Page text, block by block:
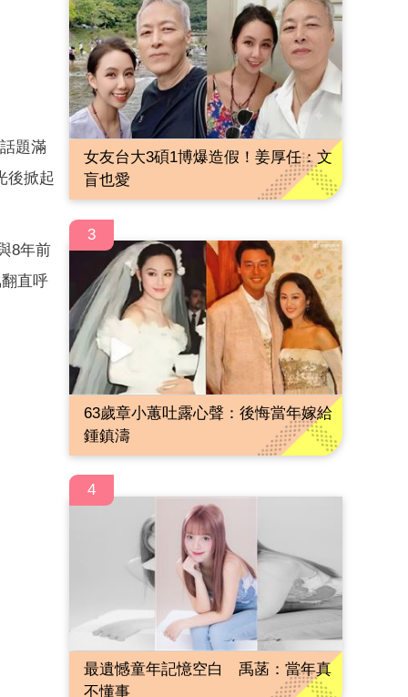
題滿
後掀起
8年前
直呼
女友台大3碩1博爆造假！姜厚任：文
盲也愛
3
63歲章小蕙吐露心聲：後悔當年嫁給
鍾鎮濤
4
最遺憾童年記憶空白 禹菡：當年真
不懂事